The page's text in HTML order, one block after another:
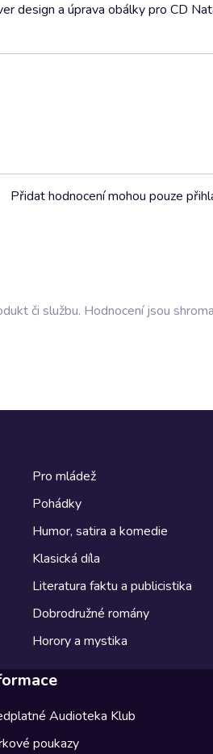
design a úprava obálky pro CD
Přidat hodnocení mohou pouze
či službu. Hodnocení jsou
Pro mládež
Pohádky
Humor, satira a komedie
Klasická díla
Literatura faktu a publicistika
Dobrodružné romány
Horory a mystika
Audioteka Klub
poukazy